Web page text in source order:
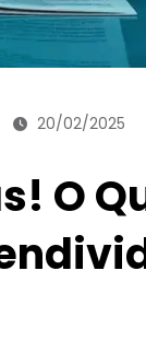
20/02/2025
O